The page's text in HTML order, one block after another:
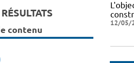
12/05/
contenu